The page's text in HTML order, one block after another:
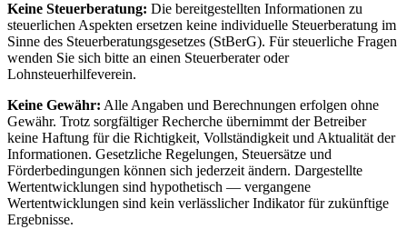
Keine Steuerberatung: Die bereitgestellten Informationen zu
steuerlichen Aspekten ersetzen keine individuelle Steuerberatung im
Sinne des Steuerberatungsgesetzes (StBerG). Für steuerliche Fragen
wenden Sie sich bitte an einen Steuerberater oder
Lohnsteuerhilfeverein.
Keine Gewähr: Alle Angaben und Berechnungen erfolgen ohne
Gewähr. Trotz sorgfältiger Recherche übernimmt der Betreiber
keine Haftung für die Richtigkeit, Vollständigkeit und Aktualität der
Informationen. Gesetzliche Regelungen, Steuersätze und
Förderbedingungen können sich jederzeit ändern. Dargestellte
Wertentwicklungen sind hypothetisch — vergangene
Wertentwicklungen sind kein verlässlicher Indikator für zukünftige
Ergebnisse.